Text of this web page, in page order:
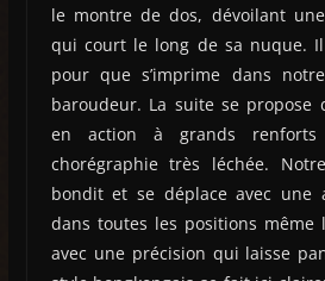
le montre de dos, dévoilant
qui court le long de sa nuque.
pour que s’imprime dans
baroudeur. La suite se propose
en action à grands
chorégraphie très léchée.
bondit et se déplace avec une
dans toutes les positions même
avec une précision qui laisse